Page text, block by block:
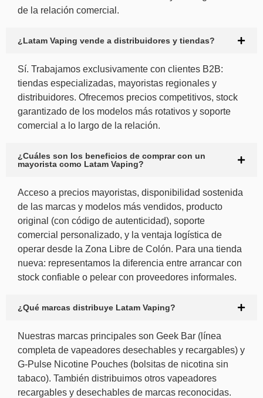
de la relación comercial.
¿Latam Vaping vende a distribuidores y tiendas?
Sí. Trabajamos exclusivamente con clientes B2B:
tiendas especializadas, mayoristas regionales y
distribuidores. Ofrecemos precios competitivos, stock
garantizado de los modelos más rotativos y soporte
comercial a lo largo de la relación.
¿Cuáles son los beneficios de comprar con un
mayorista como Latam Vaping?
Acceso a precios mayoristas, disponibilidad sostenida
de las marcas y modelos más vendidos, producto
original (con código de autenticidad), soporte
comercial personalizado, y la ventaja logística de
operar desde la Zona Libre de Colón. Para una tienda
nueva: representamos la diferencia entre arrancar con
stock confiable o pelear con proveedores informales.
¿Qué marcas distribuye Latam Vaping?
Nuestras marcas principales son Geek Bar (línea
completa de vapeadores desechables y recargables) y
G-Pulse Nicotine Pouches (bolsitas de nicotina sin
tabaco). También distribuimos otros vapeadores
recargables y desechables de marcas reconocidas.